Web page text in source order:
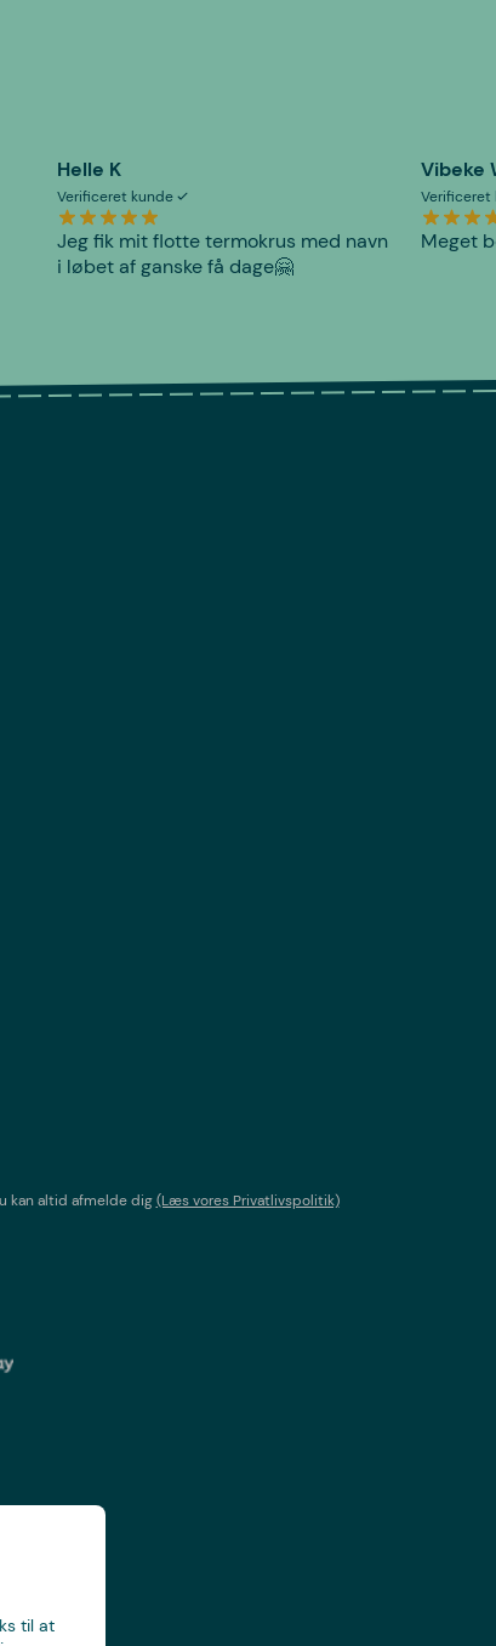
til at
Helle K
Verificeret kunde
Jeg fik mit flotte termokrus med navn
i løbet af ganske få dage🤗
Vibeke
Meget
kan altid afmelde dig(Læs vores Privatlivspolitik)